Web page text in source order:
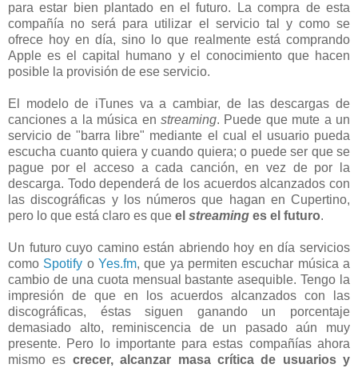
para estar bien plantado en el futuro. La compra de esta
compañía no será para utilizar el servicio tal y como se
ofrece hoy en día, sino lo que realmente está comprando
Apple es el capital humano y el conocimiento que hacen
posible la provisión de ese servicio.
El modelo de iTunes va a cambiar, de las descargas de
canciones a la música en streaming. Puede que mute a un
servicio de "barra libre" mediante el cual el usuario pueda
escucha cuanto quiera y cuando quiera; o puede ser que se
pague por el acceso a cada canción, en vez de por la
descarga. Todo dependerá de los acuerdos alcanzados con
las discográficas y los números que hagan en Cupertino,
pero lo que está claro es que el streaming es el futuro.
Un futuro cuyo camino están abriendo hoy en día servicios
como Spotify oYes.fm, que ya permiten escuchar música a
cambio de una cuota mensual bastante asequible. Tengo la
impresión de que en los acuerdos alcanzados con las
discográficas, éstas siguen ganando un porcentaje
demasiado alto, reminiscencia de un pasado aún muy
presente. Pero lo importante para estas compañías ahora
mismo es crecer, alcanzar masa crítica de usuarios y